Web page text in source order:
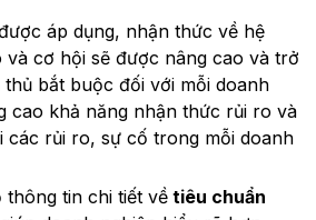
áp dụng, nhận thức về hệ
cơ hội sẽ được nâng cao và trở
bắt buộc đối với mỗi doanh
cao khả năng nhận thức rủi ro và
các rủi ro, sự cố trong mỗi doanh
tin chi tiết về tiêu chuẩn